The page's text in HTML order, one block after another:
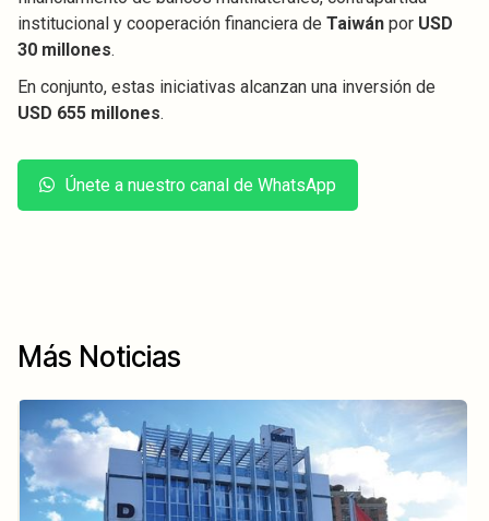
institucional y cooperación financiera de Taiwán por USD
30 millones.
En conjunto, estas iniciativas alcanzan una inversión de
USD 655 millones.
Únete a nuestro canal de WhatsApp
Más Noticias